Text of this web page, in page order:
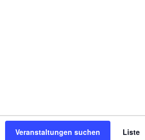
Veranstaltungen suchen Liste